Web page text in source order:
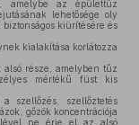
amelybe az épülettűz
lehetősége oly
kiürítésére és
kialakítása korlátozza
része, amelyben tűz
mértékű füst kis
szellőzés, szellőztetés
gőzök koncentrációja
ne érje el az alsó